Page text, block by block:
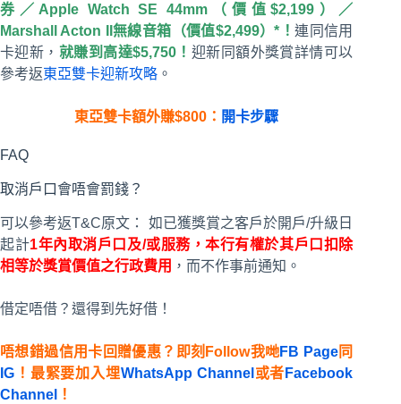
券／Apple Watch SE 44mm（價值$2,199）／
Marshall Acton II無線音箱（價值$2,499）*！連同信用
卡迎新， 就賺到高達$5,750！ 迎新同額外獎賞詳情可以
參考返東亞雙卡迎新攻略 。
東亞雙卡額外賺$800： 開卡步驟
FAQ
取消戶口會唔會罰錢？
可以參考返T&C原文： 如已獲獎賞之客戶於開戶/升級日
起計1年內取消戶口及/或服務，本行有權於其戶口扣除
相等於獎賞價值之行政費用 ，而不作事前通知。
借定唔借？還得到先好借！
唔想錯過信用卡回贈優惠？即刻Follow我哋FB Page同
IG ！最緊要加入埋WhatsApp Channel 或者 Facebook
Channel
！